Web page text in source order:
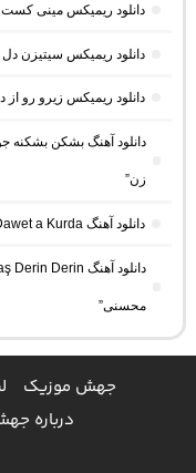
دانلود ریمیکس مینی کست 7 از دیجی مهراس
دانلود ریمیکس سیتیزن دل
دانلود ریمیکس زیرو رو
دانلود آهنگ بشکن بشکنه
زن”
دانلود آهنگ Dawet a Kurda از Delal “هوش مصنوعی کرد ترند اینستا”
محسنی”
جهش موزیک
درباره